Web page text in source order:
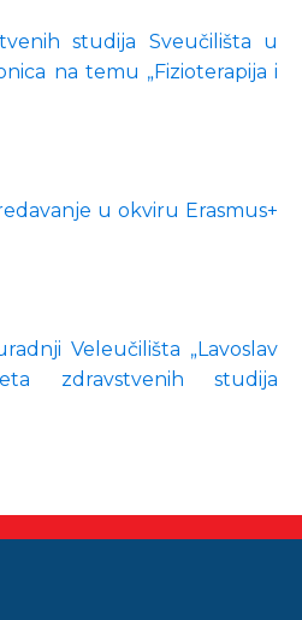
studija Sveučilišta u
na temu „Fizioterapija i
u okviru Erasmus+
Veleučilišta „Lavoslav
zdravstvenih studija